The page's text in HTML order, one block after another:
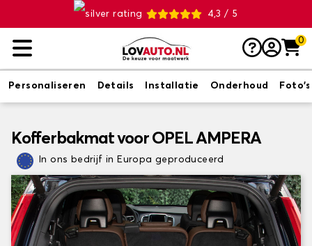
4,3 / 5
0
Personaliseren Details Installatie Onderhoud Foto's
Kofferbakmat voor OPEL AMPERA
In ons bedrijf in Europa geproduceerd